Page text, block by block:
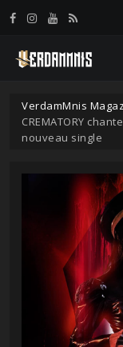
VerdamMnis
CREMATORY
nouveau single
Panneau de gestion